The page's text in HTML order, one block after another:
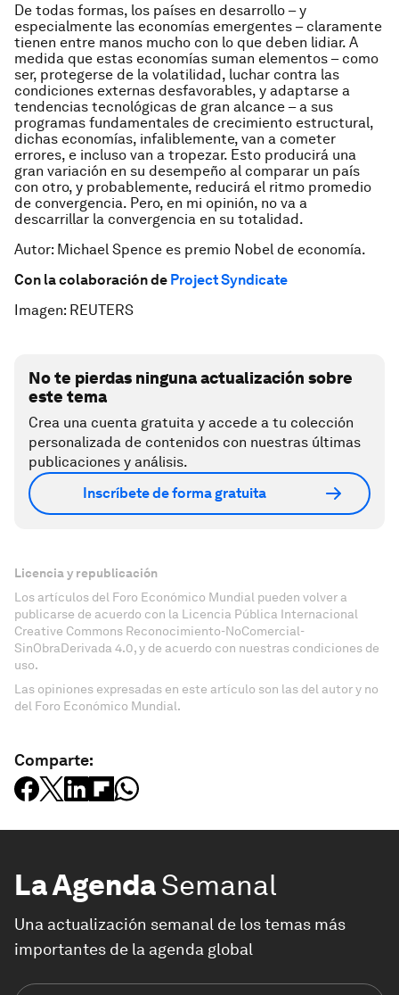
De todas formas, los países en desarrollo – y
especialmente las economías emergentes – claramente
tienen entre manos mucho con lo que deben lidiar. A
medida que estas economías suman elementos – como
ser, protegerse de la volatilidad, luchar contra las
condiciones externas desfavorables, y adaptarse a
tendencias tecnológicas de gran alcance – a sus
programas fundamentales de crecimiento estructural,
dichas economías, infaliblemente, van a cometer
errores, e incluso van a tropezar. Esto producirá una
gran variación en su desempeño al comparar un país
con otro, y probablemente, reducirá el ritmo promedio
de convergencia. Pero, en mi opinión, no va a
descarrillar la convergencia en su totalidad.
Autor: Michael Spence es premio Nobel de economía.
Con la colaboración de Project Syndicate
Imagen: REUTERS
No te pierdas ninguna actualización sobre
este tema
Crea una cuenta gratuita y accede a tu colección
personalizada de contenidos con nuestras últimas
publicaciones y análisis.
Inscríbete de forma gratuita
Licencia y republicación
Los artículos del Foro Económico Mundial pueden volver a
publicarse de acuerdo con la Licencia Pública Internacional
Creative Commons Reconocimiento-NoComercial-
SinObraDerivada 4.0, y de acuerdo con nuestras condiciones de
uso.
Las opiniones expresadas en este artículo son las del autor y no
del Foro Económico Mundial.
Comparte:
La AgendaSemanal
Una actualización semanal de los temas más
importantes de la agenda global